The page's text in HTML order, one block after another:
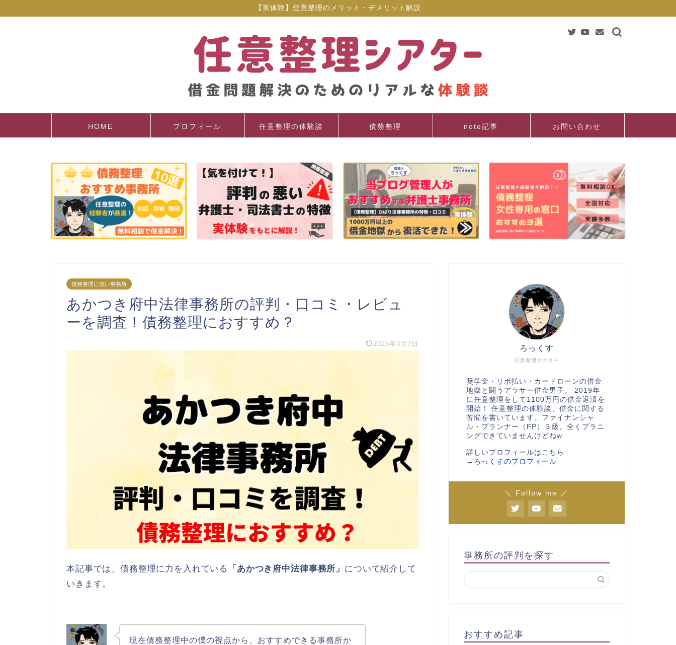
【実体験】任意整理のメリット・デメリット解説
HOME プロフィール 任意整理の体験談 債務整理 note記事 お問い合わせ
債務整理に強い事務所
あかつき府中法律事務所の評判・口コミ・レビュ
ーを調査！債務整理におすすめ？
2025年3月7日
本記事では、債務整理に力を入れている 「あかつき府中法律事務所」 について紹介して
いきます。
現在債務整理中の僕の視点から、おすすめできる事務所か
任意整理マスター
ろっくす
奨学金・リボ払い・カードローンの借金
地獄と闘うアラサー借金男子。 2019年
に任意整理をして1100万円の借金返済を
開始！ 任意整理の体験談、借金に関する
苦悩を書いています。ファイナンシャ
ル・プランナー（FP）３級。全くプラニ
ングできていませんけどねw
詳しいプロフィールはこちら
→ ろっくすのプロフィール
＼ Follow me ／
事務所の評判を探す
おすすめ記事